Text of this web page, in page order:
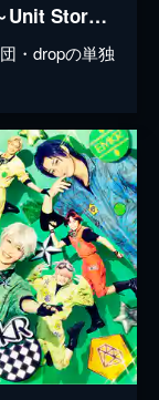
ジュエルステージ「オンエア！」～Unit Story side drop～
・dropの単独